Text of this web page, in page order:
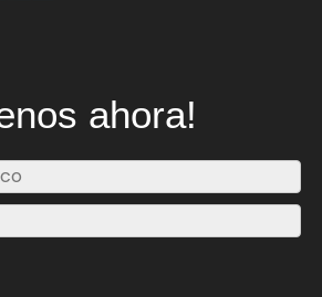
ahora!